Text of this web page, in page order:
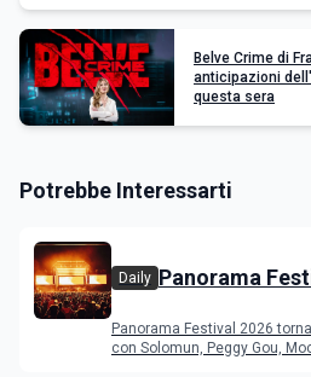
Belve Crime di
anticipazioni
questa sera
Potrebbe Interessarti
Daily Panorama
programma
Panorama Festival 2026
con Solomun, Peggy Gou,